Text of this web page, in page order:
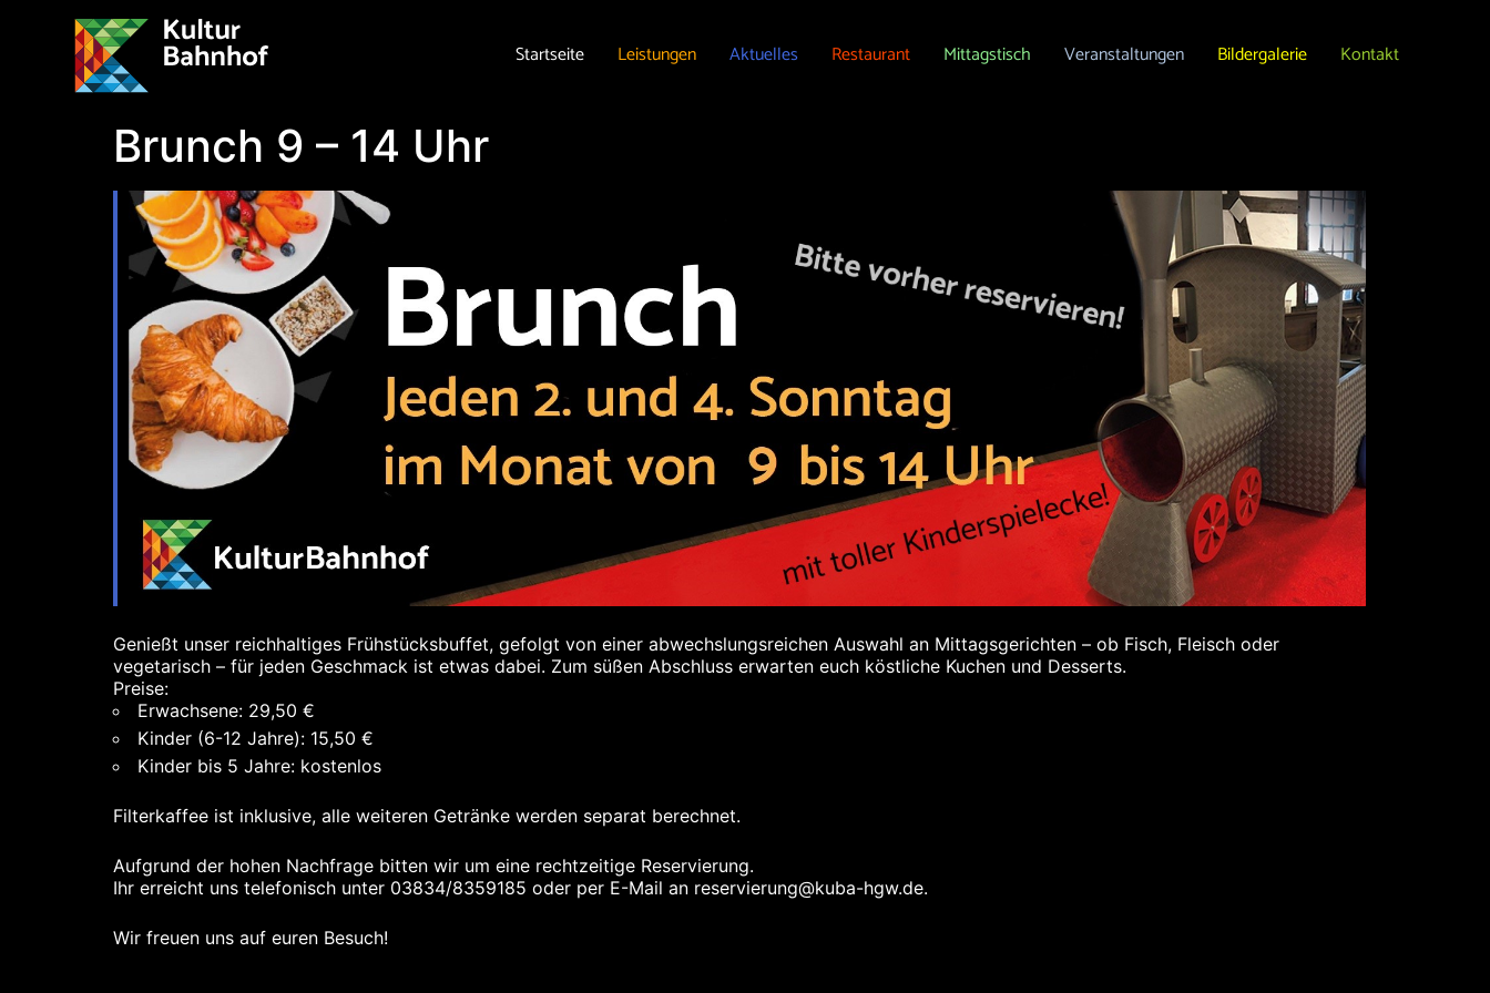
Startseite Leistungen Aktuelles Restaurant Mittagstisch Veranstaltungen Bildergalerie Kontakt
Brunch 9 – 14 Uhr
Genießt unser reichhaltiges Frühstücksbuffet, gefolgt von einer abwechslungsreichen Auswahl an Mittagsgerichten – ob Fisch, Fleisch oder
vegetarisch – für jeden Geschmack ist etwas dabei. Zum süßen Abschluss erwarten euch köstliche Kuchen und Desserts.
Preise:
Erwachsene: 29,50 €
Kinder (6-12 Jahre): 15,50 €
Kinder bis 5 Jahre: kostenlos
Filterkaffee ist inklusive, alle weiteren Getränke werden separat berechnet.
Aufgrund der hohen Nachfrage bitten wir um eine rechtzeitige Reservierung.
Ihr erreicht uns telefonisch unter 03834/8359185 oder per E-Mail an reservierung@kuba-hgw.de.
Wir freuen uns auf euren Besuch!